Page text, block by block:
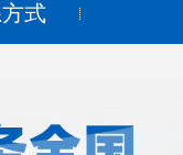
式